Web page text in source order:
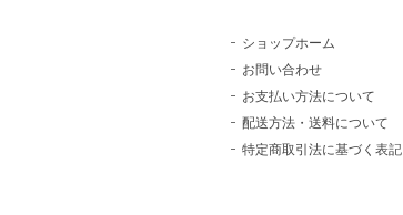
ショップホーム
お問い合わせ
お支払い方法について
配送方法・送料について
特定商取引法に基づく表記